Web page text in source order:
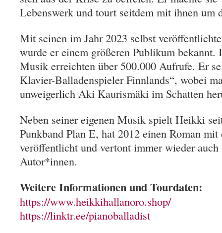
Lebenswerk und tourt seitdem mit ihnen um
Mit seinen im Jahr 2023 selbst
wurde er einem größeren Publikum bekannt.
Musik erreichten über 500.000 Aufrufe. Er
Klavier-Balladenspieler Finnlands“, wobei
unweigerlich Aki Kaurismäki im Schatten
Neben seiner eigenen Musik spielt Heikki
Punkband Plan E, hat 2012 einen Roman
veröffentlicht und vertont immer wieder auch
Autor*innen.
Weitere Informationen und Tourdaten:
https://www.heikkihallanoro.shop/
https://linktr.ee/pianoballadist